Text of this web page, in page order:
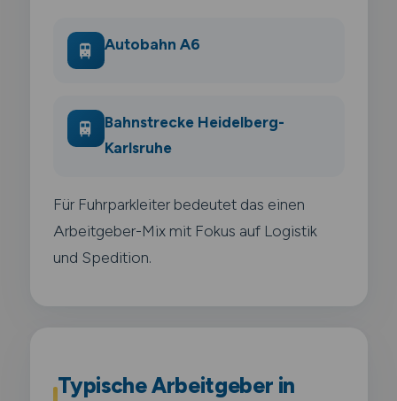
🚆 Autobahn A6
🚆
Bahnstrecke Heidelberg-
Karlsruhe
Für Fuhrparkleiter bedeutet das einen
Arbeitgeber-Mix mit Fokus auf Logistik
und Spedition.
Typische Arbeitgeber in